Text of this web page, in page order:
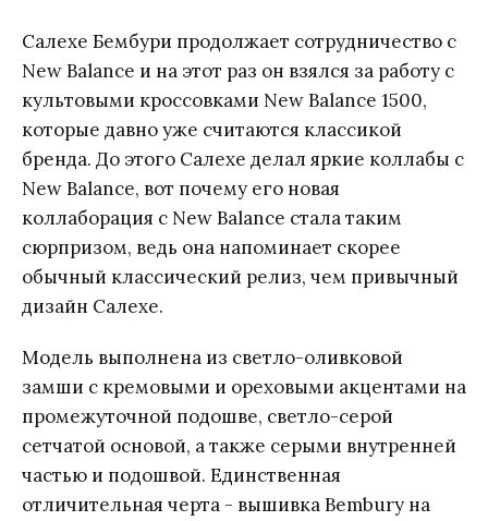
Салехе Бембури продолжает сотрудничество с
New Balance и на этот раз он взялся за работу с
культовыми кроссовками New Balance 1500,
которые давно уже считаются классикой
бренда. До этого Салехе делал яркие коллабы с
New Balance, вот почему его новая
коллаборация с New Balance стала таким
сюрпризом, ведь она напоминает скорее
обычный классический релиз, чем привычный
дизайн Салехе.
Модель выполнена из светло-оливковой
замши с кремовыми и ореховыми акцентами на
промежуточной подошве, светло-серой
сетчатой основой, а также серыми внутренней
частью и подошвой. Единственная
отличительная черта - вышивка Bembury на